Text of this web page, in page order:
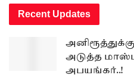
Recent Updates
அடுத்த
அபயங்கர்..!